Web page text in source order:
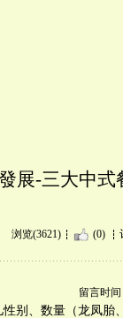
展-三大中式
浏览(3621) (0)
留言时间
别、数量（龙凤胎